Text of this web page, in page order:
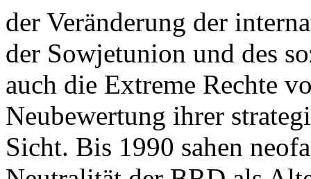
der Veränderung der
der Sowjetunion und des
auch die Extreme Rechte
Neubewertung ihrer
Sicht. Bis 1990 sahen